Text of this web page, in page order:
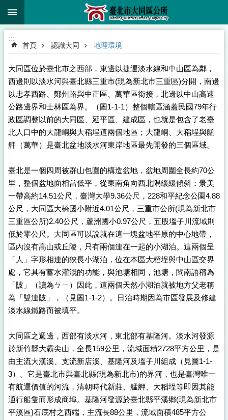
跳到主要內容區塊
:::
首頁 認識大同 地理環境
大同區位於臺北市之西部，東邊以捷運淡水線和中山區為鄰，
西邊則以淡水河與臺北縣三重市(現為新北市三重區)分開，南邊
以忠孝西路、鄭州路與中正區、萬華區銜接，北邊以中山高速
公路邊界和士林區為界。（圖1-1-1）整個轄區涵蓋民國79年行
政區調整以前的大同區、延平區、建成區，也就是包含了老臺
北人口中的大龍峒與大稻埕這兩個地區；大龍峒、大稻埕與艋
舺（萬華）是臺北盆地淡水河東岸地區最先開發的三個區域。
​臺北是一個四周被群山包圍的構造盆地，盆地周圍全長約70公
里，整個盆地面相當低平，從東南角向西北隅緩緩傾斜：景美
一帶高約14.51公尺，臺灣大學9.36公尺，228和平紀念公園4.88
公尺，大同區大橋國小附近4.01公尺，三重市公所(現為新北市
三重區公所)2.40公尺，蘆洲國小0.97公尺，五股塭子川流域則
低於零公尺。大同區可以說就在這一塊盆地平原的中心地帶，
區內沒有高山或丘陵，只有兩個連在一起的小湖泊。這兩個呈
「人」字形相連的狹長小湖泊，位在本區大稻埕與中山區交界
處，它具有蓄水灌溉的功能，與池塘相同，池塘，閩南語稱為
「陂」（讀為ㄅㄧ）因此，這兩個天然小湖泊就被地方父老稱
為「雙連陂」，（見圖1-1-2）。日治時期因為市區發展及修建
淡水線鐵路而被填平。
大同區之週邊，西部有淡水河，東北部有基隆河。淡水河發源
於新竹縣大霸尖山，全長159公里，流域面積2728平方公里，是
由主流大漢溪、支流新店溪、基隆河及塭子川組成（見圖1-1-
3）。它是臺北市與臺北縣(現為新北市)的界河，也是臺灣唯一
有航運價值的河流，清朝時代新莊、艋舺、大稻埕等即因其能
通行船隻而形成商埠。基隆河發源於臺北縣平溪鄉(現為新北市
平溪區)石底村之西端，主流長88公里，流域面積485平方公